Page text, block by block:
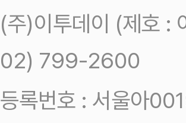
(주)이투데이 (제호 :
02) 799-2600
등록번호 : 서울아